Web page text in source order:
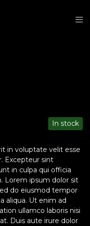
In stock
in voluptate velit esse
Excepteur sint
in culpa qui officia
Lorem ipsum dolor sit
do eiusmod tempor
aliqua. Ut enim ad
ullamco laboris nisi
Duis aute irure dolor